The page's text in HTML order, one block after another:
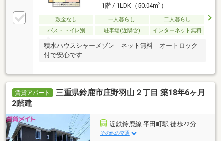
1階 / 1LDK（50.04m2）
敷金なし 一人暮らし
二人暮らし
バス・トイレ別
駐車場(近隣含) インターネット無料
積水ハウスシャーメゾン ネット無料 オートロック
付で安心です
賃貸アパート
三重県鈴鹿市庄野羽山２丁目 築18年6ヶ月
2階建
近鉄鈴鹿線 平田町駅 徒歩22分
その他の交通